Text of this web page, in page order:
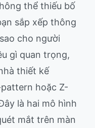
thể thiếu bố
sắp xếp thông
cho người
gì quan trọng,
thiết kế
hoặc Z-
là hai mô hình
mắt trên màn